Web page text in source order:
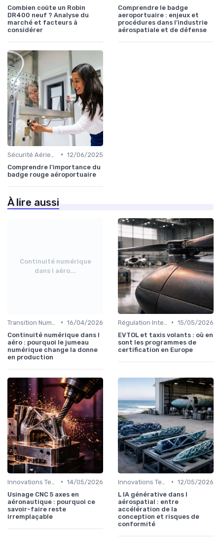
Combien coûte un Robin
DR400 neuf ? Analyse du
marché et facteurs à
considérer
Comprendre le badge
aeroportuaire : enjeux et
procédures dans l’industrie
aérospatiale et de défense
• 12/06/2025
Comprendre l'importance du
badge rouge aéroportuaire
À lire aussi
Continuité numérique
dans l aéro...
• 16/04/2026
Continuité numérique dans l
aéro : pourquoi le jumeau
numérique change la donne
en production
• 15/05/2026
EVTOL et taxis volants : où en
sont les programmes de
certification en Europe
• 14/05/2026
Usinage CNC 5 axes en
aéronautique : pourquoi ce
savoir-faire reste
irremplaçable
• 12/05/2026
L IA générative dans l
aérospatial : entre
accélération de la
conception et risques de
conformité